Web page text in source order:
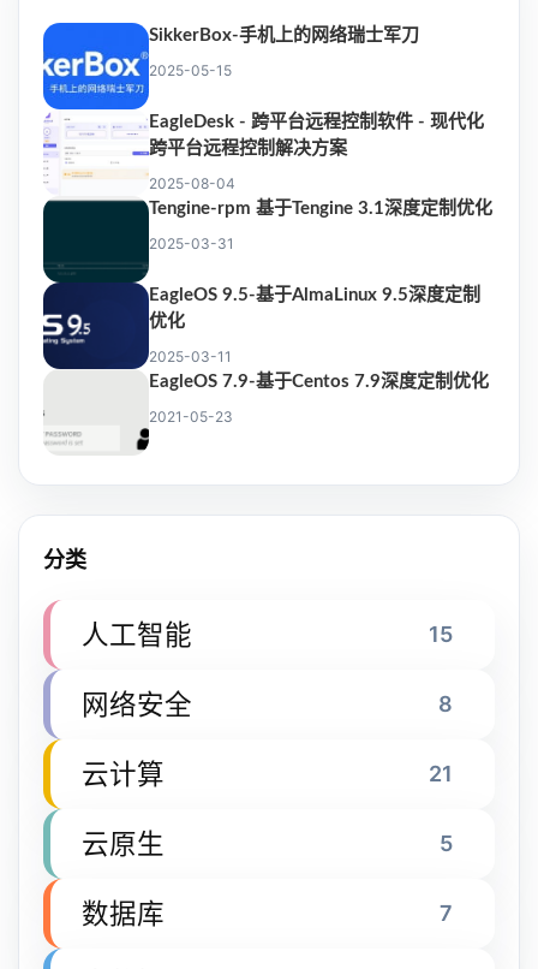
SikkerBox-手机上的网络瑞士军刀
2025-05-15
EagleDesk - 跨平台远程控制软件 - 现代化
跨平台远程控制解决方案
2025-08-04
Tengine-rpm 基于Tengine 3.1深度定制优化
2025-03-31
EagleOS 9.5-基于AlmaLinux 9.5深度定制
优化
2025-03-11
EagleOS 7.9-基于Centos 7.9深度定制优化
2021-05-23
分类
人工智能 15
网络安全 8
云计算 21
云原生 5
数据库 7